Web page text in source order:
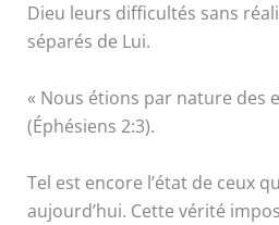
Dieu leurs difficultés sans
séparés de Lui.
« Nous étions par nature des
(Éphésiens 2:3).
Tel est encore l’état de ceux
aujourd’hui. Cette vérité